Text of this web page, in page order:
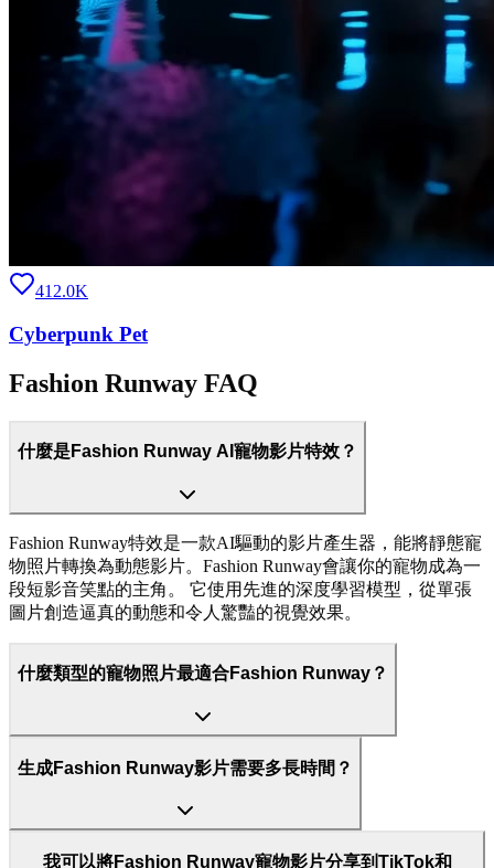
412.0K
Cyberpunk Pet
Fashion Runway FAQ
什麼是Fashion Runway AI寵物影片特效？
Fashion Runway特效是一款AI驅動的影片產生器，能將靜態寵
物照片轉換為動態影片。Fashion Runway會讓你的寵物成為一
段短影音笑點的主角。 它使用先進的深度學習模型，從單張
圖片創造逼真的動態和令人驚豔的視覺效果。
什麼類型的寵物照片最適合Fashion Runway？
生成Fashion Runway影片需要多長時間？
我可以將Fashion Runway寵物影片分享到TikTok和